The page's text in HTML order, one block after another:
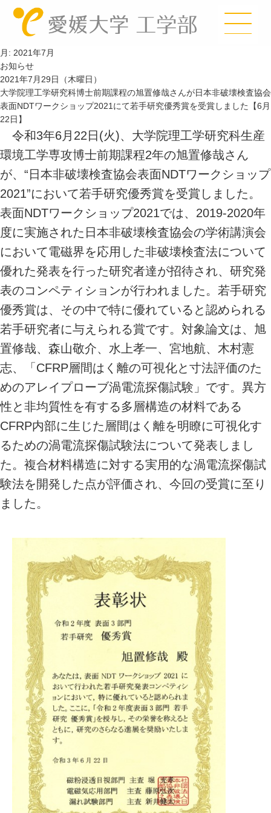
月: 2021年7月
お知らせ
2021年7月29日（木曜日）
大学院理工学研究科博士前期課程の旭置修哉さんが日本非破壊検査協会
表面NDTワークショップ2021にて若手研究優秀賞を受賞しました【6月
22日】
令和3年6月22日(火)、大学院理工学研究科生産
環境工学専攻博士前期課程2年の旭置修哉さん
が、“日本非破壊検査協会表面NDTワークショップ
2021”において若手研究優秀賞を受賞しました。
表面NDTワークショップ2021では、2019-2020年
度に実施された日本非破壊検査協会の学術講演会
において電磁界を応用した非破壊検査法について
優れた発表を行った研究者達が招待され、研究発
表のコンペティションが行われました。若手研究
優秀賞は、その中で特に優れていると認められる
若手研究者に与えられる賞です。対象論文は、旭
置修哉、森山敬介、水上孝一、宮地航、木村憲
志、「CFRP層間はく離の可視化と寸法評価のた
めのアレイプローブ渦電流探傷試験」です。異方
性と非均質性を有する多層構造の材料である
CFRP内部に生じた層間はく離を明瞭に可視化す
るための渦電流探傷試験法について発表しまし
た。複合材料構造に対する実用的な渦電流探傷試
験法を開発した点が評価され、今回の受賞に至り
ました。